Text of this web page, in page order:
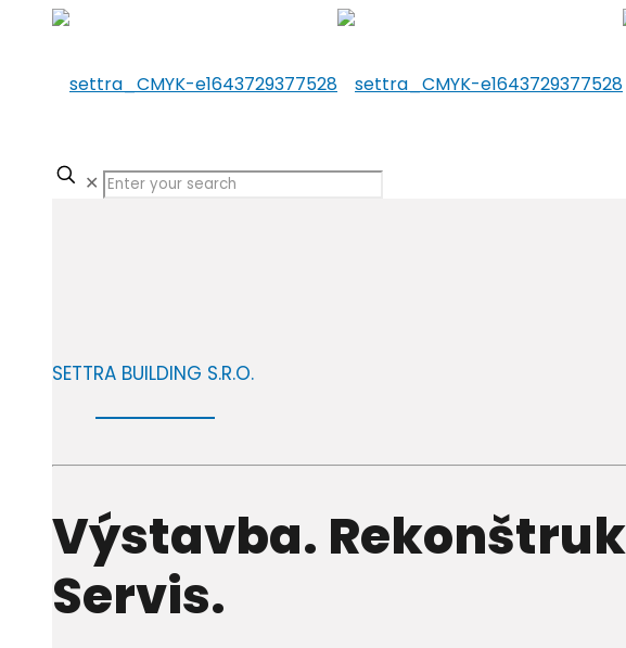
✕
SETTRA BUILDING S.R.O.
Výstavba.
Servis.